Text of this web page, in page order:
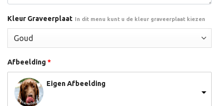
Kleur Graveerplaat In dit menu kunt u de kleur graveerplaat kiezen
Afbeelding *
Eigen Afbeelding